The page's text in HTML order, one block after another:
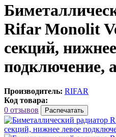
Rifar Monolit
секций,
подключение,
Производитель: RIFAR
Код товара:
0 отзывов
Распечатать